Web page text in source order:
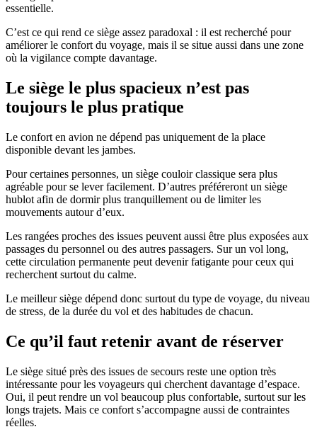
essentielle.
C’est ce qui rend ce siège assez paradoxal : il est recherché pour
améliorer le confort du voyage, mais il se situe aussi dans une zone
où la vigilance compte davantage.
Le siège le plus spacieux n’est pas
toujours le plus pratique
Le confort en avion ne dépend pas uniquement de la place
disponible devant les jambes.
Pour certaines personnes, un siège couloir classique sera plus
agréable pour se lever facilement. D’autres préféreront un siège
hublot afin de dormir plus tranquillement ou de limiter les
mouvements autour d’eux.
Les rangées proches des issues peuvent aussi être plus exposées aux
passages du personnel ou des autres passagers. Sur un vol long,
cette circulation permanente peut devenir fatigante pour ceux qui
recherchent surtout du calme.
Le meilleur siège dépend donc surtout du type de voyage, du niveau
de stress, de la durée du vol et des habitudes de chacun.
Ce qu’il faut retenir avant de réserver
Le siège situé près des issues de secours reste une option très
intéressante pour les voyageurs qui cherchent davantage d’espace.
Oui, il peut rendre un vol beaucoup plus confortable, surtout sur les
longs trajets. Mais ce confort s’accompagne aussi de contraintes
réelles.